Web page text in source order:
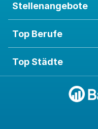
Stellenangebote
Top Berufe
Top Städte